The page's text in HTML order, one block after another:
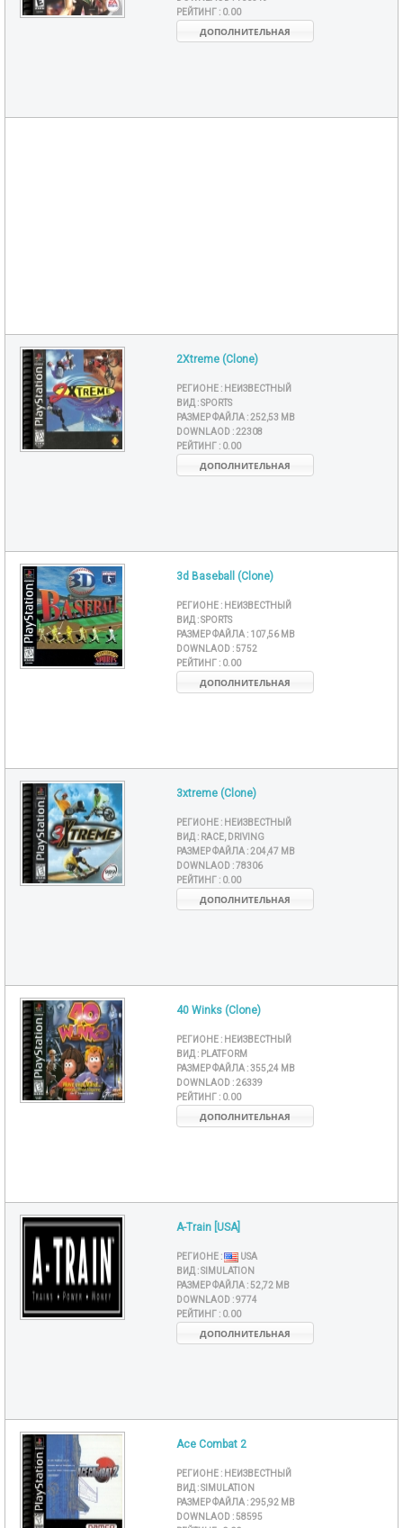
РЕЙТИНГ : 0.00
ДОПОЛНИТЕЛЬНАЯ
2Xtreme (Clone)
РЕГИОНЕ : НЕИЗВЕСТНЫЙ
ВИД :SPORTS
РАЗМЕР ФАЙЛА :252,53 MB
DOWNLAOD :22308
РЕЙТИНГ : 0.00
ДОПОЛНИТЕЛЬНАЯ
3d Baseball (Clone)
РЕГИОНЕ : НЕИЗВЕСТНЫЙ
ВИД :SPORTS
РАЗМЕР ФАЙЛА : 107,56 MB
DOWNLAOD :5752
РЕЙТИНГ : 0.00
ДОПОЛНИТЕЛЬНАЯ
3xtreme (Clone)
РЕГИОНЕ : НЕИЗВЕСТНЫЙ
ВИД : RACE, DRIVING
РАЗМЕР ФАЙЛА :204,47 MB
DOWNLAOD :78306
РЕЙТИНГ : 0.00
ДОПОЛНИТЕЛЬНАЯ
40 Winks (Clone)
РЕГИОНЕ : НЕИЗВЕСТНЫЙ
ВИД : PLATFORM
РАЗМЕР ФАЙЛА :355,24 MB
DOWNLAOD :26339
РЕЙТИНГ : 0.00
ДОПОЛНИТЕЛЬНАЯ
A-Train [USA]
РЕГИОНЕ :
USA
ВИД :SIMULATION
РАЗМЕР ФАЙЛА :52,72 MB
DOWNLAOD :9774
РЕЙТИНГ : 0.00
ДОПОЛНИТЕЛЬНАЯ
Ace Combat 2
РЕГИОНЕ : НЕИЗВЕСТНЫЙ
ВИД :SIMULATION
РАЗМЕР ФАЙЛА :295,92 MB
DOWNLAOD :58595